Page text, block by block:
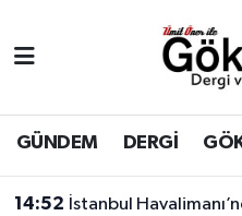
GÜNDEM DERGİ
14:52 İstanbul
BİLİM
DERGİ
Eyüpsultan Hava
Eyüpsultan Trafik
Süper Lig Puan